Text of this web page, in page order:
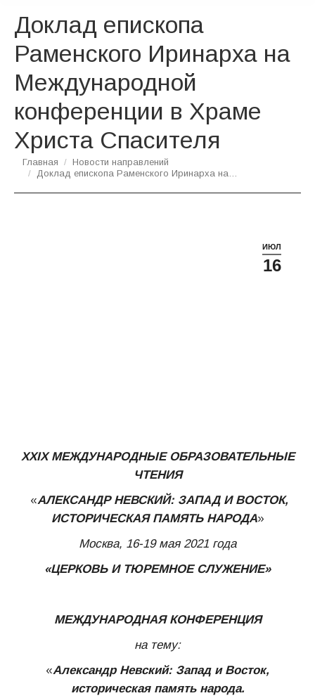
Доклад епископа
Раменского Иринарха на
Международной
конференции в Храме
Христа Спасителя
Вы здесь:
Главная
Новости направлений
Доклад епископа Раменского Иринарха на…
ИЮЛ
16
XXIXМЕЖДУНАРОДНЫЕ ОБРАЗОВАТЕЛЬНЫЕ
ЧТЕНИЯ
«АЛЕКСАНДР НЕВСКИЙ: ЗАПАД И ВОСТОК,
ИСТОРИЧЕСКАЯ ПАМЯТЬ НАРОДА»
Москва, 16-19 мая 2021 года
«ЦЕРКОВЬ И ТЮРЕМНОЕ СЛУЖЕНИЕ»
МЕЖДУНАРОДНАЯ КОНФЕРЕНЦИЯ
на тему:
«Александр Невский: Запад и Восток,
историческая память народа.